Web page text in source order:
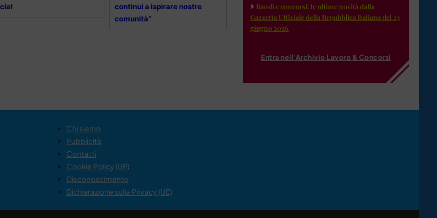
continui a ispirare nostre
comunità”
Bandi e concorsi: le ultime novità dalla
Gazzetta Ufficiale della Repubblica Italiana del 23
giugno 2026
Entra nell'Archivio Lavoro & Concorsi
Chi siamo
Pubblicità
Contatti
Cookie Policy (UE)
Disconoscimento
Dichiarazione sulla Privacy (UE)